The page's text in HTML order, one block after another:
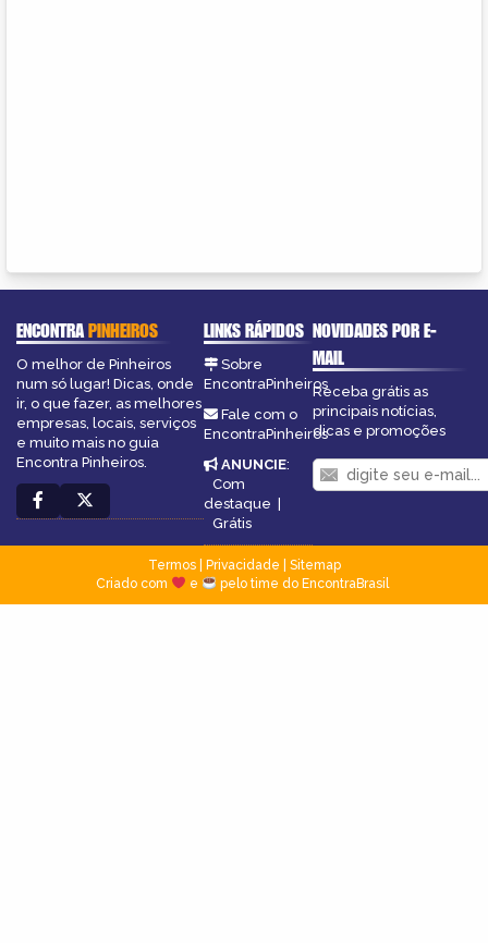
ENCONTRAPINHEIROS
O melhor de Pinheiros
num só lugar! Dicas, onde
ir, o que fazer, as melhores
empresas, locais, serviços
e muito mais no guia
Encontra Pinheiros.
LINKS RÁPIDOS
Sobre
EncontraPinheiros
Fale com o
EncontraPinheiros
ANUNCIE:
Com
destaque |
Grátis
NOVIDADES POR E-
MAIL
Receba grátis as
principais notícias,
dicas e promoções
Termos| Privacidade
Sitemap
Criado com
e pelo time do EncontraBrasil